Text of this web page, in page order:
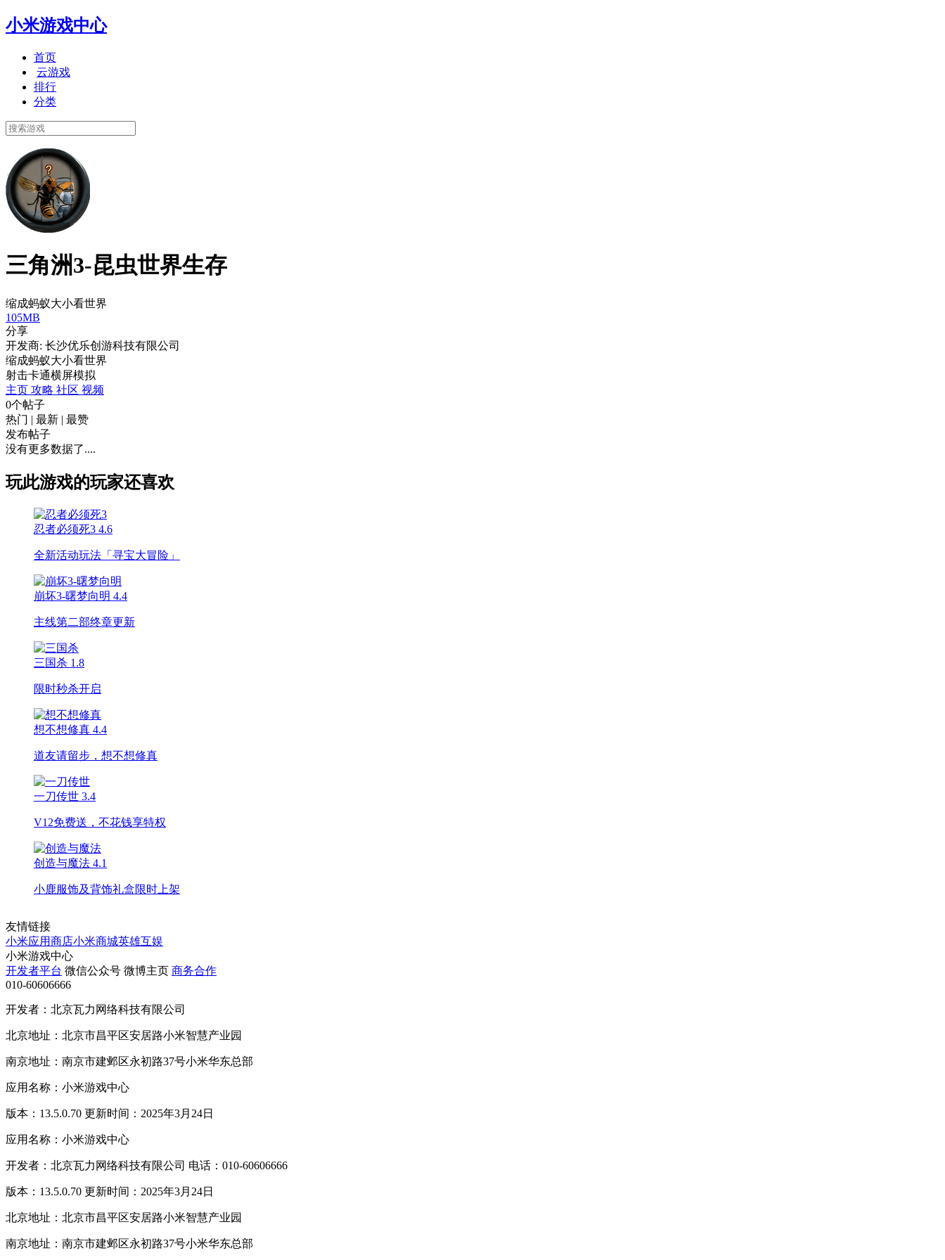
小米游戏中心
首页
云游戏
排行
分类
三角洲3-昆虫世界生存
缩成蚂蚁大小看世界
105MB
分享
开发商: 长沙优乐创游科技有限公司
缩成蚂蚁大小看世界
射击卡通横屏模拟
主页 攻略 社区 视频
0个帖子
热门 | 最新 | 最赞
发布帖子
没有更多数据了....
玩此游戏的玩家还喜欢
忍者必须死3 4.6
全新活动玩法「寻宝大冒险」
崩坏3-曙梦向明 4.4
主线第二部终章更新
三国杀 1.8
限时秒杀开启
想不想修真 4.4
道友请留步，想不想修真
一刀传世 3.4
V12免费送，不花钱享特权
创造与魔法 4.1
小鹿服饰及背饰礼盒限时上架
友情链接
小米应用商店小米商城英雄互娱
小米游戏中心
开发者平台 微信公众号 微博主页 商务合作
010-60606666
开发者：北京瓦力网络科技有限公司
北京地址：北京市昌平区安居路小米智慧产业园
南京地址：南京市建邺区永初路37号小米华东总部
应用名称：小米游戏中心
版本：13.5.0.70 更新时间：2025年3月24日
应用名称：小米游戏中心
开发者：北京瓦力网络科技有限公司 电话：010-60606666
版本：13.5.0.70 更新时间：2025年3月24日
北京地址：北京市昌平区安居路小米智慧产业园
南京地址：南京市建邺区永初路37号小米华东总部